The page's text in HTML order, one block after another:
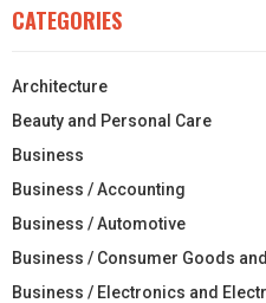
CATEGORIES
Architecture
Beauty and Personal Care
Business
Business / Accounting
Business / Automotive
Business / Consumer Goods
Business / Electronics and